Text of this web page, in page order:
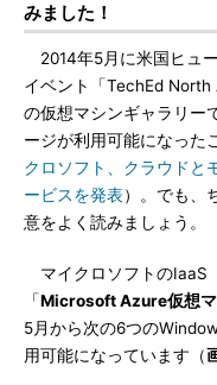
みました！
2014年5月に米国ヒュ
イベント「TechEd
の仮想マシンギャラリー
ージが利用可能になった
クロソフト、クラウドと
ービスを発表）。でも、
意をよく読みましょう。
マイクロソフトのIaaS
「Microsoft Azure仮想
5月から次の6つの
用可能になっています（